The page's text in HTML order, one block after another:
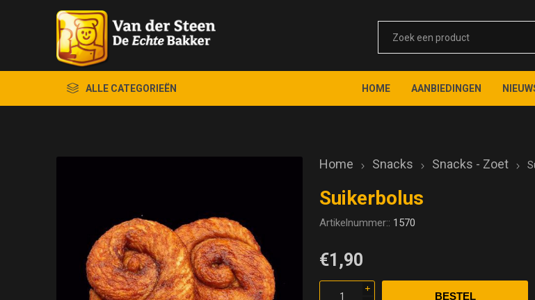
ALLE CATEGORIEËN HOME AANBIEDINGEN
Home Snacks Snacks - Zoet
Suikerbolus
Artikelnummer:: 1570
€1,90
i